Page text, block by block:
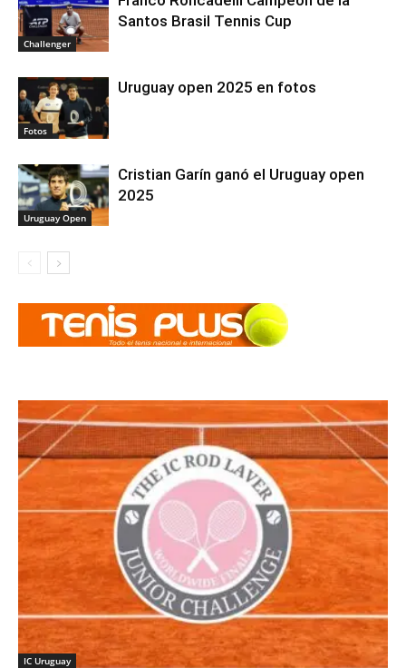
Challenger
Santos Brasil Tennis Cup
Fotos
Uruguay open 2025 en fotos
Uruguay Open
Cristian Garín ganó el Uruguay open
2025
IC Uruguay